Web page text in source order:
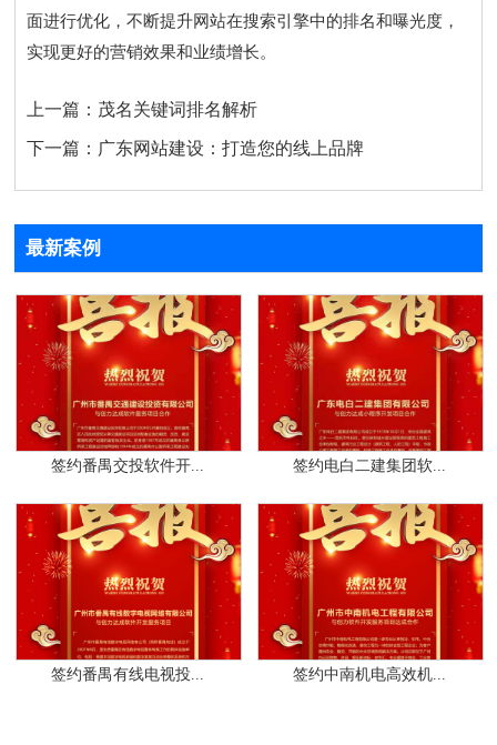
面进行优化，不断提升网站在搜索引擎中的排名和曝光度，
实现更好的营销效果和业绩增长。
上一篇： 茂名关键词排名解析
下一篇： 广东网站建设：打造您的线上品牌
最新案例
签约番禺交投软件开... 签约电白二建集团软...
签约番禺有线电视投... 签约中南机电高效机...